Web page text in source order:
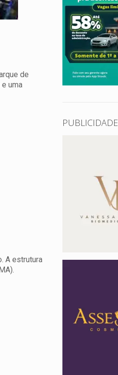
de
uma
A estrutura
PUBLICIDADE